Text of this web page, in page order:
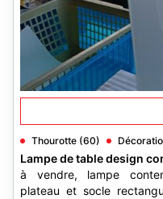
Thourotte (60)
Lampe de table design
à vendre, lampe
plateau et socle